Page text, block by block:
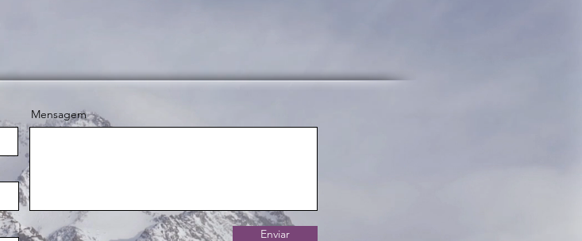
Mensagem
Enviar